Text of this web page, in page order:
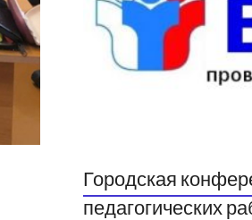
Городская
педагогических